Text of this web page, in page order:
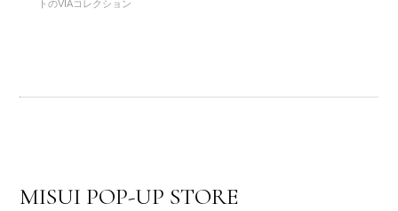
トのVIAコレクション
MISUI POP-UP STORE